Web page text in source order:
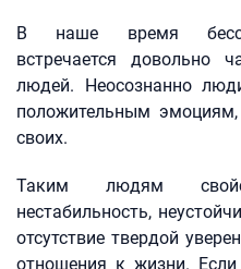
В наше время
встречается довольно
людей. Неосознанно
положительным
своих.
Таким людям
нестабильность,
отсутствие твердой
отношения к жизни.